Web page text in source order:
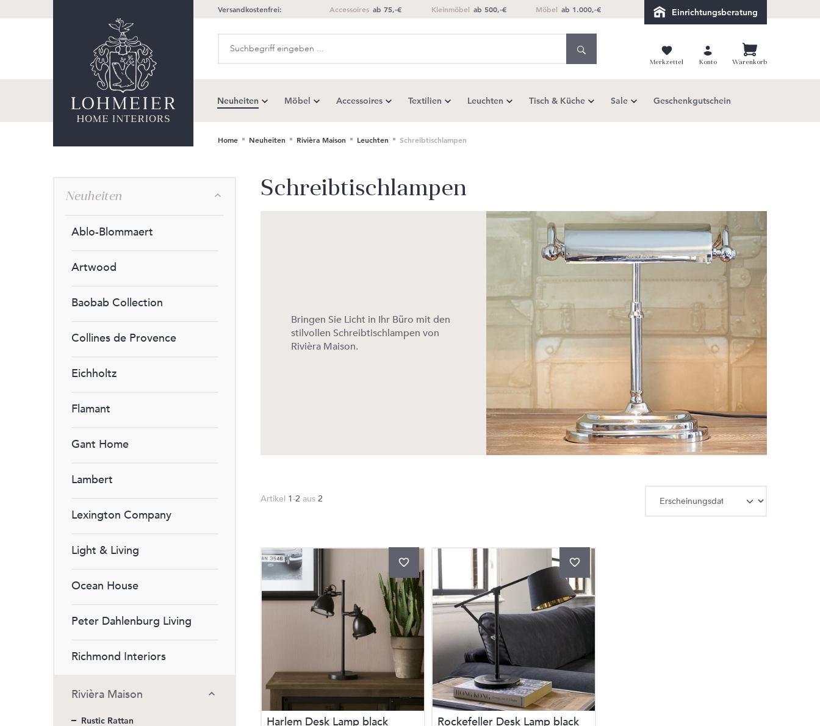
Versandkostenfrei: Accessoires ab 75,-€ Kleinmöbel ab 500,-€ Möbel ab 1.000,-€ Einrichtungsberatung
Merkzettel Konto Warenkorb
Neuheiten Möbel Accessoires Textilien Leuchten Tisch & Küche Sale Geschenkgutschein
Home Neuheiten Rivièra Maison Leuchten Schreibtischlampen
Neuheiten
Ablo-Blommaert
Artwood
Baobab Collection
Collines de Provence
Eichholtz
Flamant
Gant Home
Lambert
Lexington Company
Light & Living
Ocean House
Peter Dahlenburg Living
Richmond Interiors
Rivièra Maison
Rustic Rattan
Schreibtischlampen
Bringen Sie Licht in Ihr Büro mit den
stilvollen Schreibtischlampen von
Rivièra Maison.
Artikel 1-2 aus 2
Harlem Desk Lamp black Rockefeller Desk Lamp black